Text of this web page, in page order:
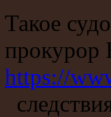
Такое
прокурор
https://